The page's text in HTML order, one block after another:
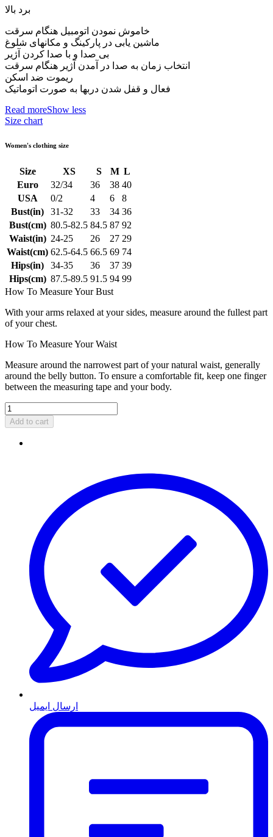
برد بالا
خاموش نمودن اتومبیل هنگام سرقت
ماشین یابی در پارکینگ و مکانهای شلوغ
بی صدا و با صدا کردن آژیر
انتخاب زمان به صدا در آمدن آژیر هنگام سرقت
ریموت ضد اسکن
فعال و قفل شدن دربها به صورت اتوماتیک
Read moreShow less
Size chart
Women's clothing size
Size XS S M L
Euro
32/34 36 38 40
USA
0/2 4 6
8
Bust(in)
31-32 33 34 36
Bust(cm) 80.5-82.5 84.5 87 92
Waist(in) 24-25 26 27 29
Waist(cm) 62.5-64.5 66.5 69 74
Hips(in)
34-35 36 37 39
Hips(cm) 87.5-89.5 91.5 94 99
How To Measure Your Bust
With your arms relaxed at your sides, measure around the fullest part
of your chest.
How To Measure Your Waist
Measure around the narrowest part of your natural waist, generally
around the belly button. To ensure a comfortable fit, keep one finger
between the measuring tape and your body.
Add to cart
ارسال ایمیل